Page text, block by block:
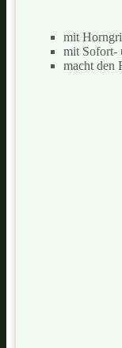
mit
mit Sofort-
macht den